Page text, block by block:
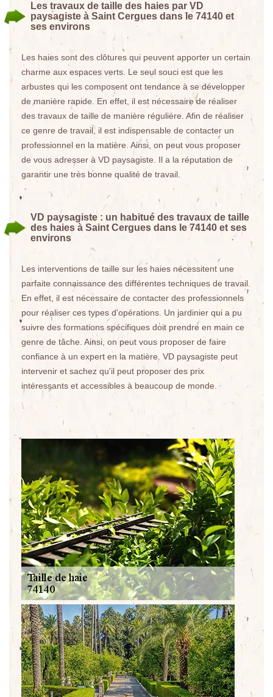
Les travaux de taille des haies par VD
paysagiste à Saint Cergues dans le 74140 et
ses environs
Les haies sont des clôtures qui peuvent apporter un certain
charme aux espaces verts. Le seul souci est que les
arbustes qui les composent ont tendance à se développer
de manière rapide. En effet, il est nécessaire de réaliser
des travaux de taille de manière régulière. Afin de réaliser
ce genre de travail, il est indispensable de contacter un
professionnel en la matière. Ainsi, on peut vous proposer
de vous adresser à VD paysagiste. Il a la réputation de
garantir une très bonne qualité de travail.
VD paysagiste : un habitué des travaux de taille
des haies à Saint Cergues dans le 74140 et ses
environs
Les interventions de taille sur les haies nécessitent une
parfaite connaissance des différentes techniques de travail.
En effet, il est nécessaire de contacter des professionnels
pour réaliser ces types d'opérations. Un jardinier qui a pu
suivre des formations spécifiques doit prendre en main ce
genre de tâche. Ainsi, on peut vous proposer de faire
confiance à un expert en la matière. VD paysagiste peut
intervenir et sachez qu'il peut proposer des prix
intéressants et accessibles à beaucoup de monde.